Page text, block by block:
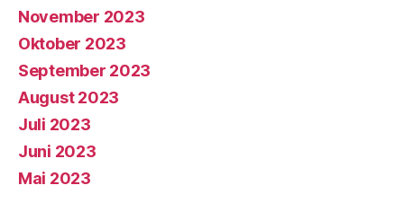
November 2023
Oktober 2023
September 2023
August 2023
Juli 2023
Juni 2023
Mai 2023